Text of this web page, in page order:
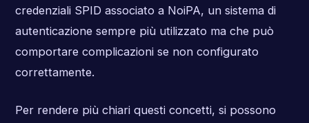
credenziali SPID associato a NoiPA, un sistema di
autenticazione sempre più utilizzato ma che può
comportare complicazioni se non configurato
correttamente.
Per rendere più chiari questi concetti, si possono